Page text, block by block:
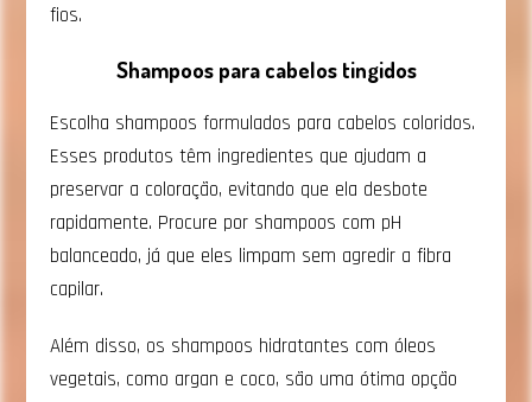
fios.
Shampoos para cabelos tingidos
Escolha shampoos formulados para cabelos coloridos.
Esses produtos têm ingredientes que ajudam a
preservar a coloração, evitando que ela desbote
rapidamente. Procure por shampoos com pH
balanceado, já que eles limpam sem agredir a fibra
capilar.
Além disso, os shampoos hidratantes com óleos
vegetais, como argan e coco, são uma ótima opção